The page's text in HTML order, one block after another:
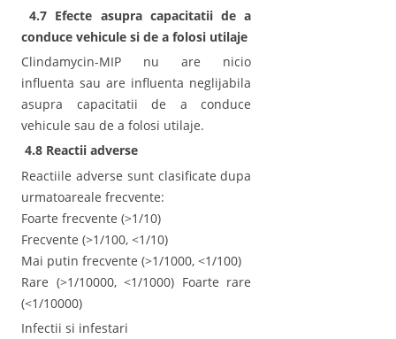
4.7 Efecte asupra capacitatii de a
conduce vehicule si de a folosi utilaje
Clindamycin-MIP nu are nicio
influenta sau are influenta neglijabila
asupra capacitatii de a conduce
vehicule sau de a folosi utilaje.
4.8 Reactii adverse
Reactiile adverse sunt clasificate dupa
urmatoareale frecvente:
Foarte frecvente (>1/10)
Frecvente (>1/100, <1/10)
Mai putin frecvente (>1/1000, <1/100)
Rare (>1/10000, <1/1000) Foarte rare
(<1/10000)
Infectii si infestari